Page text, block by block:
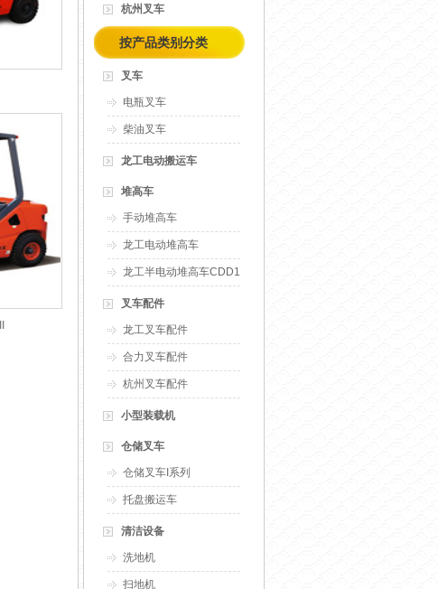
杭州叉车
按产品类别分类
叉车
电瓶叉车
柴油叉车
龙工电动搬运车
堆高车
手动堆高车
龙工电动堆高车
龙工半电动堆高车CDD10-20B
叉车配件
龙工叉车配件
合力叉车配件
杭州叉车配件
小型装载机
仓储叉车
仓储叉车I系列
托盘搬运车
清洁设备
洗地机
扫地机